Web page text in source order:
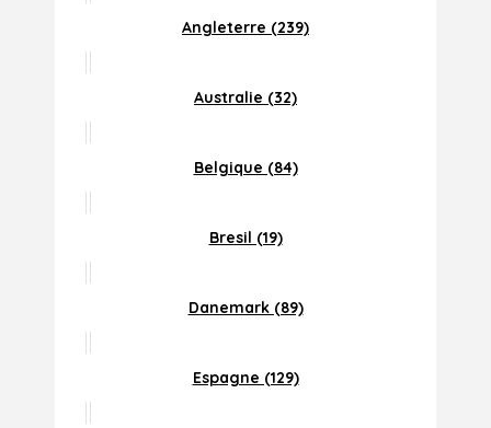
Angleterre (239)
Australie (32)
Belgique (84)
Bresil (19)
Danemark (89)
Espagne (129)